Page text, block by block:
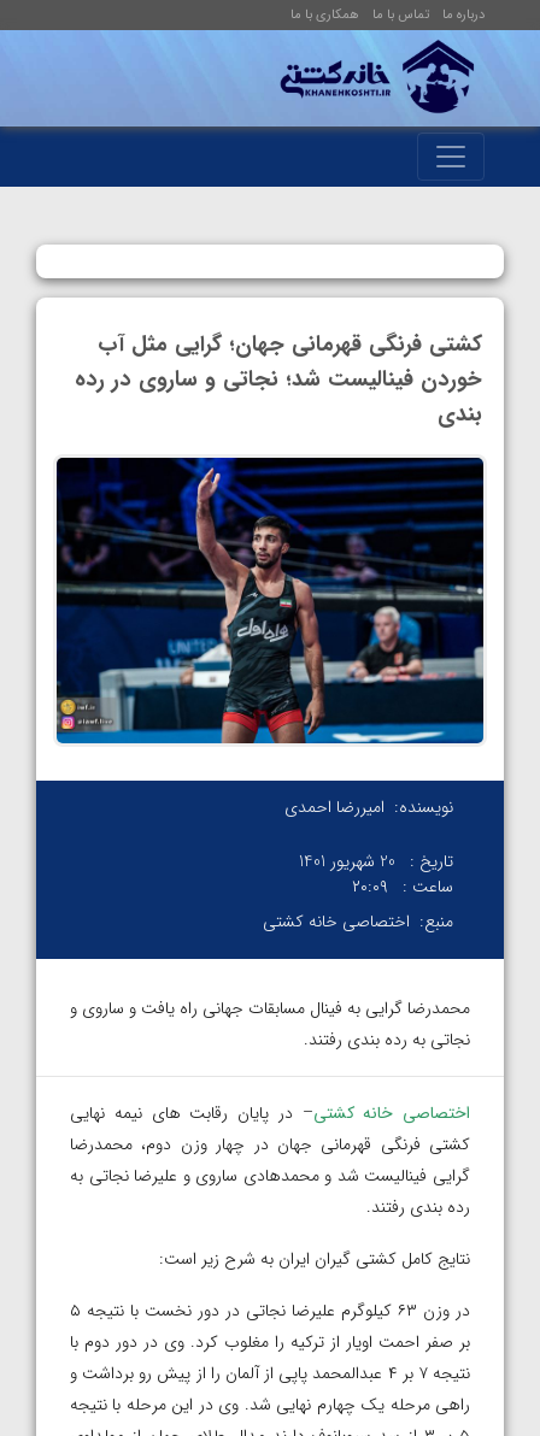
درباره ما تماس با ما همکاری با ما
کشتی فرنگی قهرمانی جهان؛ گرایی مثل آب
خوردن فینالیست شد؛ نجاتی و ساروی در رده
بندی
نویسنده: امیررضا احمدی
تاریخ :
20 شهریور 1401
ساعت :
۲۰:۰۹
منبع: اختصاصی خانه کشتی
محمدرضا گرایی به فینال مسابقات جهانی راه یافت و ساروی و
نجاتی به رده بندی رفتند.
اختصاصی خانه کشتی– در پایان رقابت های نیمه نهایی
کشتی فرنگی قهرمانی جهان در چهار وزن دوم، محمدرضا
گرایی فینالیست شد و محمدهادی ساروی و علیرضا نجاتی به
رده بندی رفتند.
نتایج کامل کشتی گیران ایران به شرح زیر است:
در وزن ۶۳ کیلوگرم علیرضا نجاتی در دور نخست با نتیجه ۵
بر صفر احمت اویار از ترکیه را مغلوب کرد. وی در دور دوم با
نتیجه ۷ بر ۴ عبدالمحمد پاپی از آلمان را از پیش رو برداشت و
راهی مرحله یک چهارم نهایی شد. وی در این مرحله با نتیجه